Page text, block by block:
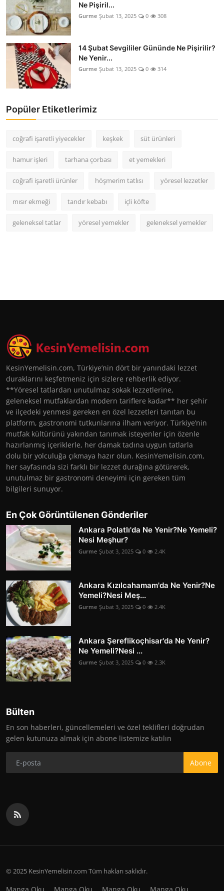
Ne Pişiril...
Gurme Şubat 13, 2025 0 308
14 Şubat Sevgililer Gününde Ne Pişirilir?
Ne Yenir...
Gurme Şubat 13, 2025 0 314
Popüler Etiketlerimiz
coğrafi işaretli yiyecekler keşkek süt ürünleri
hamur işleri tarhana çorbası et yemekleri
coğrafi işaretli ürünler höşmerim tatlısı yöresel lezzetler
mısır ekmeği tandır kebabı içli köfte
geleneksel tatlar yöresel yemekler geleneksel yemekler
KesinYemelisin.com, Türkiye’nin dört bir yanındaki lezzet
duraklarını keşfetmeniz için sizlere rehberlik ediyor.
**Yöresel tatlardan unutulmaz sokak lezzetlerine,
geleneksel mutfaklardan modern tariflere kadar** her şehir
ve ilçedeki yenmesi gereken en özel lezzetleri tanıtan bu
platform, gastronomi tutkunlarına ilham veriyor. Türkiye’nin
mutfak kültürünü yakından tanımak isteyenler için özenle
hazırlanmış içeriklerle, her damak tadına uygun tatlarla
dolu bir yolculuğa çıkmaya hazır olun. KesinYemelisin.com,
her sayfasında sizi farklı bir lezzet durağına götürerek,
unutulmaz bir gastronomi deneyimi için gereken tüm
bilgileri sunuyor.
En Çok Görüntülenen Gönderiler
Ankara Polatlı'da Ne Yenir?Ne Yemeli?
Nesi Meşhur?
Gurme Şubat 3, 2025 0 2.4K
Ankara Kızılcahamam'da Ne Yenir?Ne
Yemeli?Nesi Meş...
Gurme Şubat 3, 2025 0 2.4K
Ankara Şereflikoçhisar'da Ne Yenir?
Ne Yemeli?Nesi ...
Gurme Şubat 3, 2025 0 2.3K
Bülten
En son haberleri, güncellemeleri ve özel teklifleri doğrudan
gelen kutunuza almak için abone listemize katılın
Abone
© 2025 KesinYemelisin.com Tüm hakları saklıdır.